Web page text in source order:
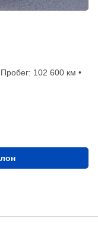
102 600 км •